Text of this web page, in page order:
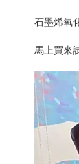
石墨烯氧
馬上買來